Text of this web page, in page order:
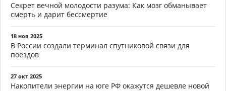
Секрет вечной молодости разума: Как мозг обманывает
смерть и дарит бессмертие
18 ноя 2025
В России создали терминал спутниковой связи для
поездов
27 окт 2025
Накопители энергии на юге РФ окажутся дешевле новой